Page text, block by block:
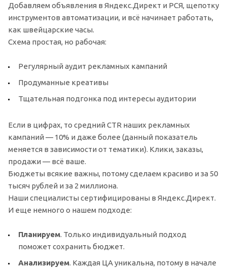
Добавляем объявления в Яндекс.Директ и РСЯ, щепотку
инструментов автоматизации, и всё начинает работать,
как швейцарские часы.
Схема простая, но рабочая:
Регулярный аудит рекламных кампаний
Продуманные креативы
Тщательная подгонка под интересы аудитории
Если в цифрах, то средний CTR наших рекламных
кампаний — 10% и даже более (данный показатель
меняется в зависимости от тематики). Клики, заказы,
продажи — всё ваше.
Бюджеты всякие важны, потому сделаем красиво и за 50
тысяч рублей и за 2 миллиона.
Наши специалисты сертифицированы в Яндекс.Директ.
И еще немного о нашем подходе:
Планируем. Только индивидуальный подход
поможет сохранить бюджет.
Анализируем. Каждая ЦА уникальна, потому в начале